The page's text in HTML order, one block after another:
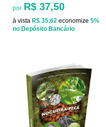
por R$ 37,50
à vista R$ 35,62 economize 5%
no Depósito Bancário